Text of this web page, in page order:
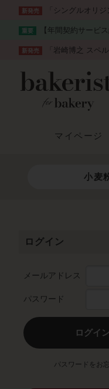
新発売 「シングルオリ
重要 【年間契約サービ
新発売 「岩崎博之 スペ
マイページ
小麦
ログイン
メールアドレス
パスワード
ログイン
パスワードをお